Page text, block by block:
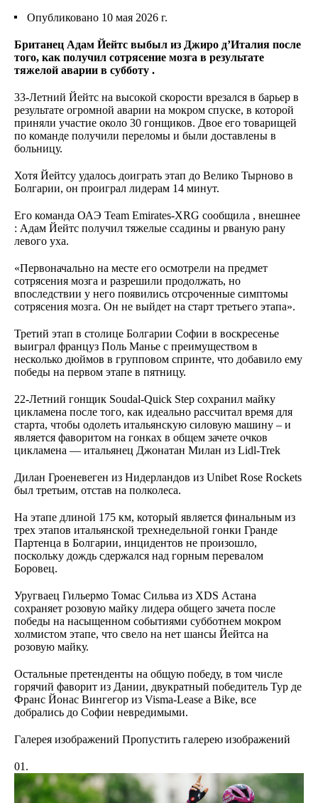
Опубликовано 10 мая 2026 г.
Британец Адам Йейтс выбыл из Джиро д’Италия после
того, как получил сотрясение мозга в результате
тяжелой аварии в субботу .
33-Летний Йейтс на высокой скорости врезался в барьер в
результате огромной аварии на мокром спуске, в которой
приняли участие около 30 гонщиков. Двое его товарищей
по команде получили переломы и были доставлены в
больницу.
Хотя Йейтсу удалось доиграть этап до Велико Тырново в
Болгарии, он проиграл лидерам 14 минут.
Его команда ОАЭ Team Emirates-XRG сообщила , внешнее
: Адам Йейтс получил тяжелые ссадины и рваную рану
левого уха.
«Первоначально на месте его осмотрели на предмет
сотрясения мозга и разрешили продолжать, но
впоследствии у него появились отсроченные симптомы
сотрясения мозга. Он не выйдет на старт третьего этапа».
Третий этап в столице Болгарии Софии в воскресенье
выиграл француз Поль Манье с преимуществом в
несколько дюймов в групповом спринте, что добавило ему
победы на первом этапе в пятницу.
22-Летний гонщик Soudal-Quick Step сохранил майку
цикламена после того, как идеально рассчитал время для
старта, чтобы одолеть итальянскую силовую машину – и
является фаворитом на гонках в общем зачете очков
цикламена — итальянец Джонатан Милан из Lidl-Trek
Дилан Гроеневеген из Нидерландов из Unibet Rose Rockets
был третьим, отстав на полколеса.
На этапе длиной 175 км, который является финальным из
трех этапов итальянской трехнедельной гонки Гранде
Партенца в Болгарии, инцидентов не произошло,
поскольку дождь сдержался над горным перевалом
Боровец.
Уругваец Гильермо Томас Сильва из XDS Астана
сохраняет розовую майку лидера общего зачета после
победы на насыщенном событиями субботнем мокром
холмистом этапе, что свело на нет шансы Йейтса на
розовую майку.
Остальные претенденты на общую победу, в том числе
горячий фаворит из Дании, двукратный победитель Тур де
Франс Йонас Вингегор из Visma-Lease a Bike, все
добрались до Софии невредимыми.
Галерея изображений Пропустить галерею изображений